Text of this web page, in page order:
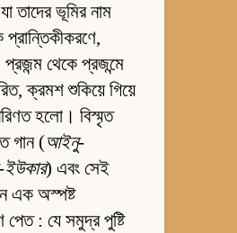
তাদের ভূমির নাম
থেকে প্রজন্মে
ক্রমশ শুকিয়ে গিয়ে
হলো। বিস্মৃত
গান (আইনু-
ইউকার) এবং সেই
এক অস্পষ্ট
পেত : যে সমুদ্র পুষ্টি